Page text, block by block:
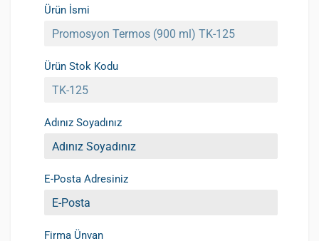
Ürün İsmi
Ürün Stok Kodu
Adınız Soyadınız
E-Posta Adresiniz
Firma Ünvan